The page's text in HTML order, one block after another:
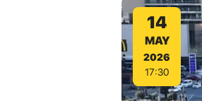
14
MAY
2026
17:30